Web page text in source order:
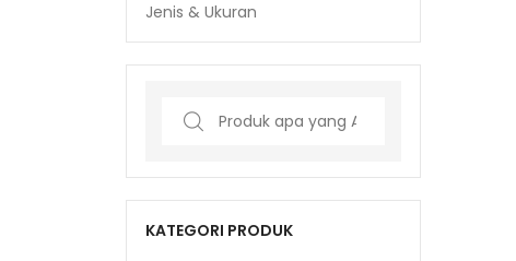
Jenis & Ukuran
Search
KATEGORI PRODUK